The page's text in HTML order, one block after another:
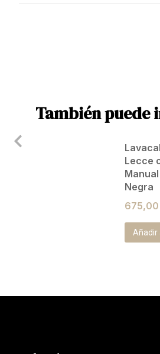
También puede
Lecce
Negra
675,00
Añadir